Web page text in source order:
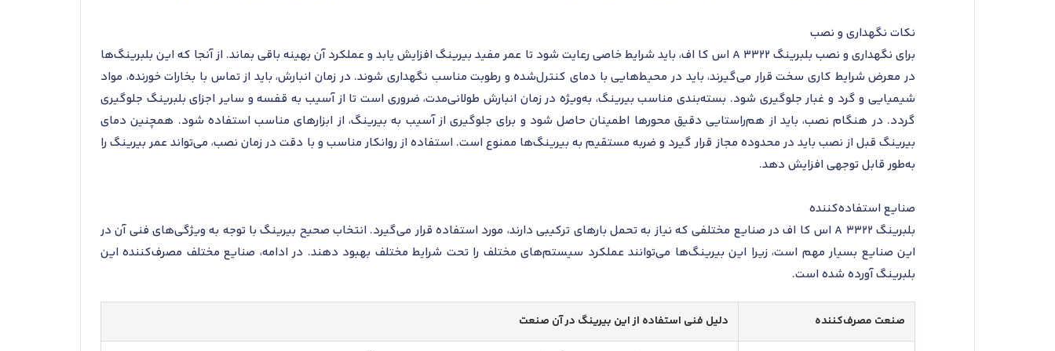
نکات نگهداری و نصب
برای نگهداری و نصب بلبرینگ 3322 A اس کا اف، باید شرایط خاصی رعایت شود تا عمر مفید بیرینگ افزایش یابد و عملکرد آن بهینه باقی بماند. از آنجا که این بلبرینگ‌ها
در معرض شرایط کاری سخت قرار می‌گیرند، باید در محیط‌هایی با دمای کنترل‌شده و رطوبت مناسب نگهداری شوند. در زمان انبارش، باید از تماس با بخارات خورنده، مواد
شیمیایی و گرد و غبار جلوگیری شود. بسته‌بندی مناسب بیرینگ، به‌ویژه در زمان انبارش طولانی‌مدت، ضروری است تا از آسیب به قفسه و سایر اجزای بلبرینگ جلوگیری
گردد. در هنگام نصب، باید از هم‌راستایی دقیق محورها اطمینان حاصل شود و برای جلوگیری از آسیب به بیرینگ، از ابزارهای مناسب استفاده شود. همچنین دمای
بیرینگ قبل از نصب باید در محدوده مجاز قرار گیرد و ضربه مستقیم به بیرینگ‌ها ممنوع است. استفاده از روانکار مناسب و با دقت در زمان نصب، می‌تواند عمر بیرینگ را
به‌طور قابل توجهی افزایش دهد.
صنایع استفاده‌کننده
بلبرینگ 3322 A اس کا اف در صنایع مختلفی که نیاز به تحمل بارهای ترکیبی دارند، مورد استفاده قرار می‌گیرد. انتخاب صحیح بیرینگ با توجه به ویژگی‌های فنی آن در
این صنایع بسیار مهم است، زیرا این بیرینگ‌ها می‌توانند عملکرد سیستم‌های مختلف را تحت شرایط مختلف بهبود دهند. در ادامه، صنایع مختلف مصرف‌کننده این
بلبرینگ آورده شده است.
صنعت مصرف‌کننده دلیل فنی استفاده از این بیرینگ در آن صنعت